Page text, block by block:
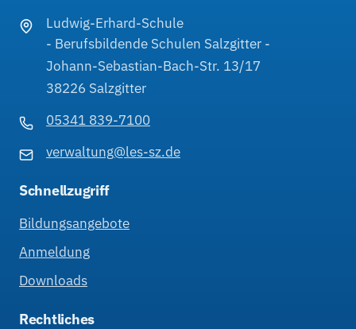
Ludwig-Erhard-Schule
- Berufsbildende Schulen Salzgitter -
Johann-Sebastian-Bach-Str. 13/17
38226 Salzgitter
05341 839-7100
verwaltung@les-sz.de
Schnellzugriff
Bildungsangebote
Anmeldung
Downloads
Rechtliches